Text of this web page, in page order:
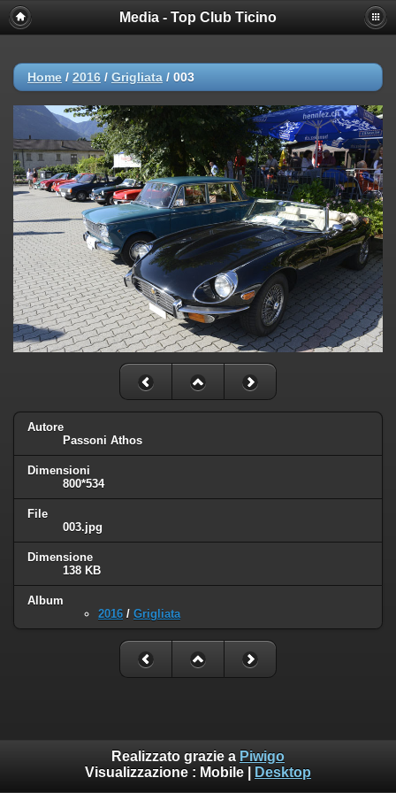
Media - Top Club Ticino
Home / 2016 / Grigliata / 003
Autore
Passoni Athos
Dimensioni
800*534
File
003.jpg
Dimensione
138 KB
Album
2016 / Grigliata
Realizzato grazie a Piwigo
Visualizzazione : Mobile Desktop